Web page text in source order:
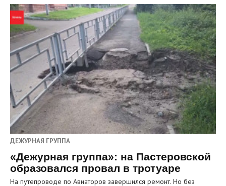
ДЕЖУРНАЯ ГРУППА
«Дежурная группа»: на Пастеровской
образовался провал в тротуаре
На путепроводе по Авиаторов завершился ремонт. Но без